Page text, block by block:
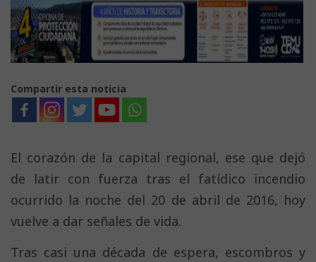
Compartir esta noticia
El corazón de la capital regional, ese que dejó
de latir con fuerza tras el fatídico incendio
ocurrido la noche del 20 de abril de 2016, hoy
vuelve a dar señales de vida.
Tras casi una década de espera, escombros y